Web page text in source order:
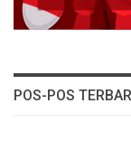
POS-POS